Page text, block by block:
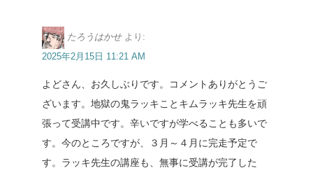
たろうはかせ より:
2025年2月15日 11:21 AM
よどさん、お久しぶりです。コメントありがとうご
ざいます。地獄の鬼ラッキことキムラッキ先生を頑
張って受講中です。辛いですが学べることも多いで
す。今のところですが、３月～４月に完走予定で
す。ラッキ先生の講座も、無事に受講が完了した